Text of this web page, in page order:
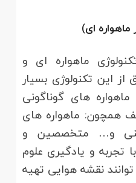
ماهواره ای و
از این تکنولوژی بسیار
ماهواره های گوناگونی
همچون: ماهواره های
و… متخصصین و
تجربه و یادگیری علوم
نقشه هوایی تهیه